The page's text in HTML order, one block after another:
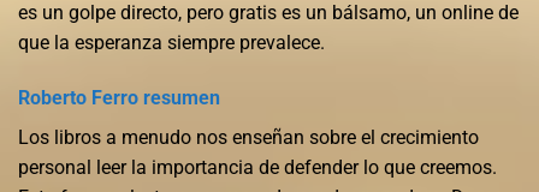
es un golpe directo, pero gratis es un bálsamo, un online de
que la esperanza siempre prevalece.
Roberto Ferro resumen
Los libros a menudo nos enseñan sobre el crecimiento
personal leer la importancia de defender lo que creemos.